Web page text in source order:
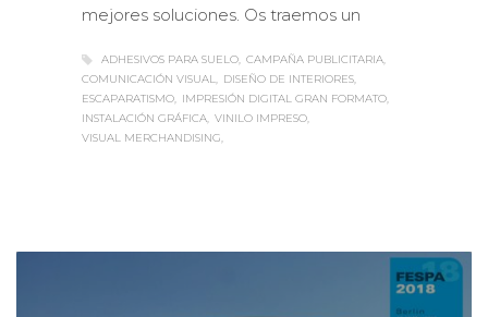
mejores soluciones. Os traemos un
ADHESIVOS PARA SUELO CAMPAÑA PUBLICITARIA
COMUNICACIÓN VISUAL
DISEÑO DE INTERIORES
ESCAPARATISMO
IMPRESIÓN DIGITAL GRAN FORMATO
INSTALACIÓN GRÁFICA VINILO IMPRESO
VISUAL MERCHANDISING